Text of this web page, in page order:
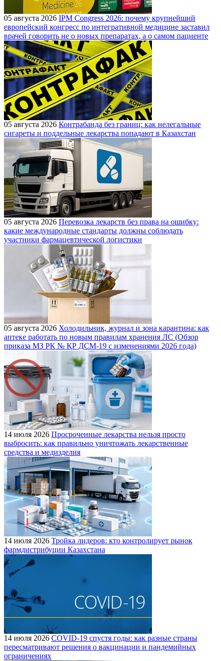
05 августа 2026 IPM Congress 2026: почему крупнейший
европейский конгресс по интегративной медицине заставил
врачей говорить не о новых препаратах, а о самом пациенте
05 августа 2026 Контрабанда без границ: как нелегальные
сигареты и поддельные лекарства попадают в Казахстан
05 августа 2026 Перевозка лекарств без права на ошибку:
какие международные стандарты должны соблюдать
участники фармацевтической логистики
05 августа 2026 Холодильник, журнал и зона карантина: как
аптеке работать по новым правилам хранения ЛС (Обзор
приказа МЗ РК № ҚР ДСМ-19 с изменениями 2026 года)
14 июля 2026 Просроченные лекарства нельзя просто
выбросить: как правильно уничтожать лекарственные
средства и медизделия
14 июля 2026 Тройка лидеров: кто контролирует рынок
фармдистрибуции Казахстана
14 июля 2026 COVID-19 спустя годы: как разные страны
пересматривают решения о вакцинации и пандемийных
ограничениях